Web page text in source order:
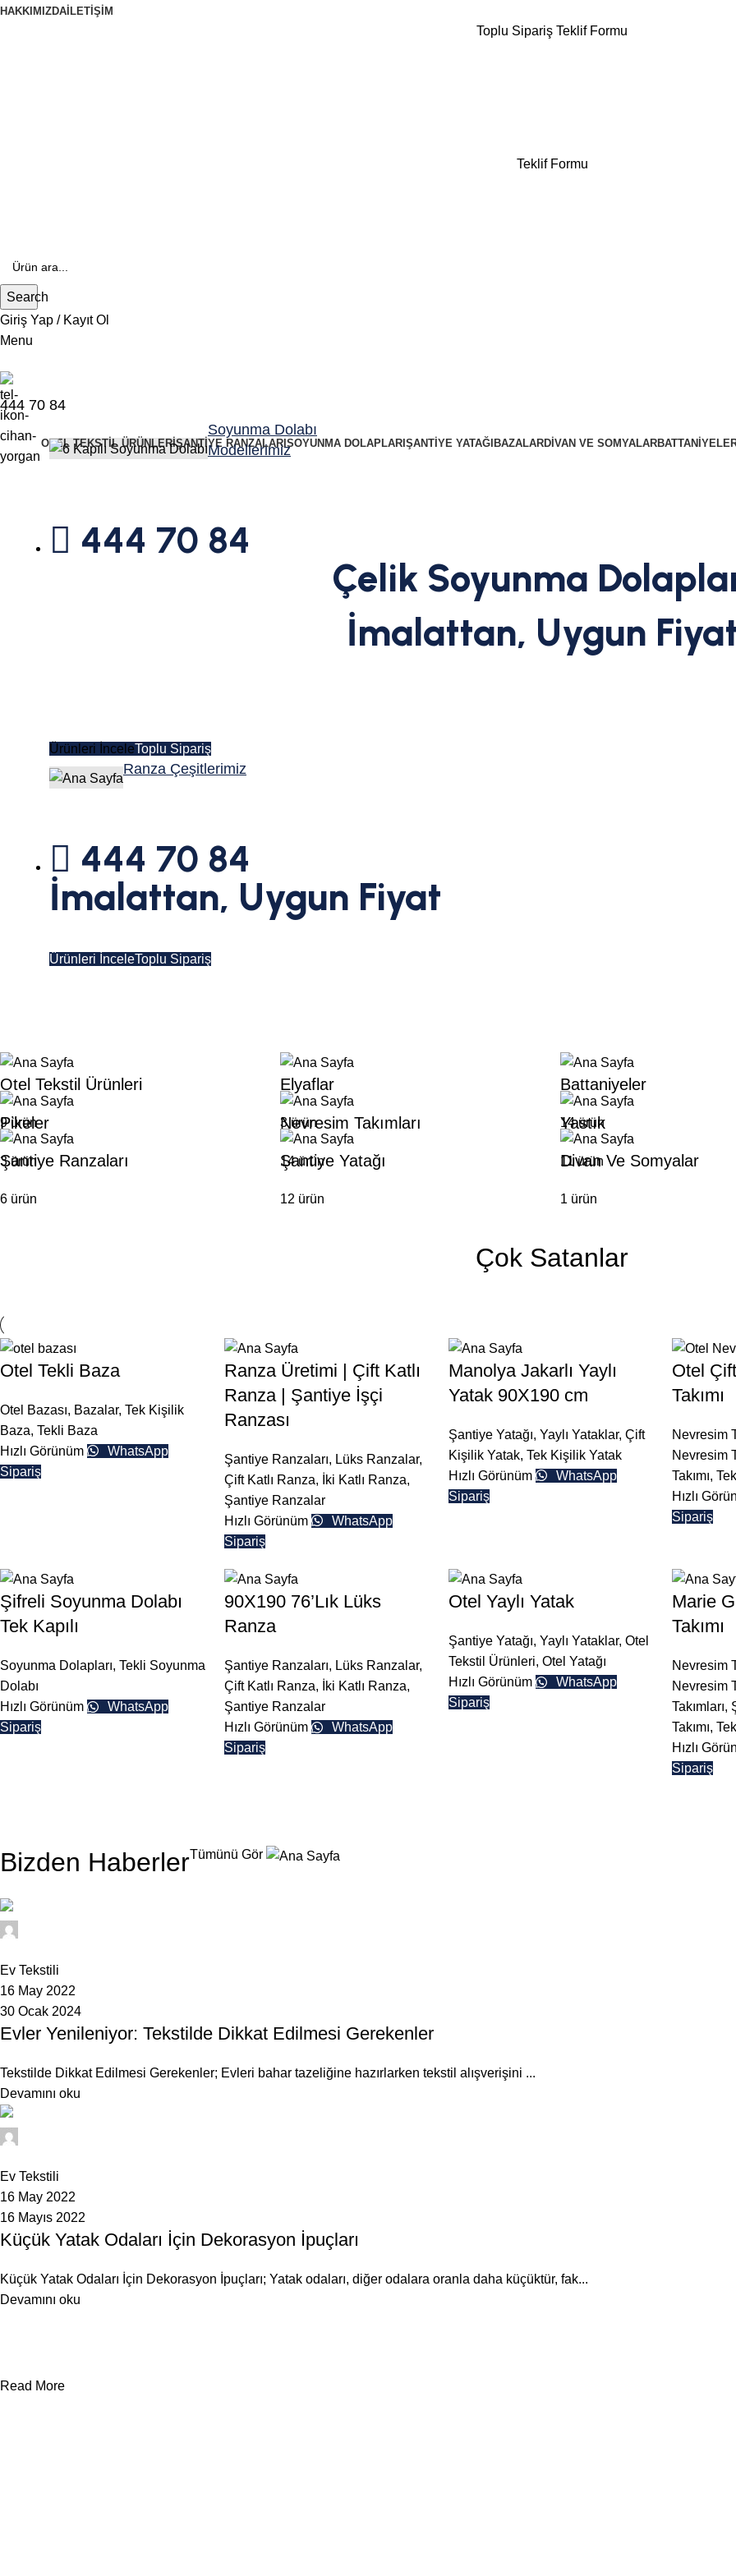
HAKKIMIZDA İLETIŞIM
Toplu Sipariş Teklif Formu
Teklif Formu
Search
Giriş Yap / Kayıt Ol
Menu
444 70 84
OTEL TEKSTIL ÜRÜNLERIŞANTIYE RANZALARI SOYUNMA DOLAPLARI ŞANTIYE YATAĞI BAZALARDIVAN VE SOMYALAR
Soyunma Dolabı
Modellerimiz
Çelik Soyunma
İmalattan, Uygun
444 70 84
Ürünleri İnceleToplu Sipariş
Ranza Çeşitlerimiz
İmalattan, Uygun Fiyat
444 70 84
Ürünleri İnceleToplu Sipariş
Otel Tekstil Ürünleri
9 ürün
Elyaflar
3 ürün
Battaniyeler
14 ürün
Pikeler
3 ürün
Nevresim Takımları
14 ürün
Yastık
11 ürün
Şantiye Ranzaları
6 ürün
Şantiye Yatağı
12 ürün
Divan Ve Somyalar
1 ürün
Çok Satanlar
Otel Tekli Baza
Otel Bazası, Bazalar, Tek Kişilik
Baza, Tekli Baza
Hızlı Görünüm
WhatsApp
Sipariş
Ranza Üretimi | Çift Katlı
Ranza | Şantiye İşçi
Ranzası
Şantiye Ranzaları, Lüks Ranzalar,
Çift Katlı Ranza, İki Katlı Ranza,
Şantiye Ranzalar
Hızlı Görünüm
WhatsApp
Sipariş
Manolya Jakarlı Yaylı
Yatak 90X190 cm
Şantiye Yatağı, Yaylı Yataklar, Çift
Kişilik Yatak, Tek Kişilik Yatak
Hızlı Görünüm
WhatsApp
Sipariş
Otel
Takımı
Nevresim
Nevresim
Takımı,
Hızlı
Sipariş
Şifreli Soyunma Dolabı
Tek Kapılı
Soyunma Dolapları, Tekli Soyunma
Dolabı
Hızlı Görünüm
WhatsApp
Sipariş
90X190 76’Lık Lüks
Ranza
Şantiye Ranzaları, Lüks Ranzalar,
Çift Katlı Ranza, İki Katlı Ranza,
Şantiye Ranzalar
Hızlı Görünüm
WhatsApp
Sipariş
Otel Yaylı Yatak
Şantiye Yatağı, Yaylı Yataklar, Otel
Tekstil Ürünleri, Otel Yatağı
Hızlı Görünüm
WhatsApp
Sipariş
Marie
Takımı
Nevresim
Nevresim
Takımları,
Takımı,
Hızlı
Sipariş
Bizden HaberlerTümünü Gör
Ev Tekstili
16 May 2022
30 Ocak 2024
Evler Yenileniyor: Tekstilde Dikkat Edilmesi Gerekenler
Tekstilde Dikkat Edilmesi Gerekenler; Evleri bahar tazeliğine hazırlarken tekstil alışverişini ...
Devamını oku
Ev Tekstili
16 May 2022
16 Mayıs 2022
Küçük Yatak Odaları İçin Dekorasyon İpuçları
Küçük Yatak Odaları İçin Dekorasyon İpuçları; Yatak odaları, diğer odalara oranla daha küçüktür, fak...
Devamını oku
Read More